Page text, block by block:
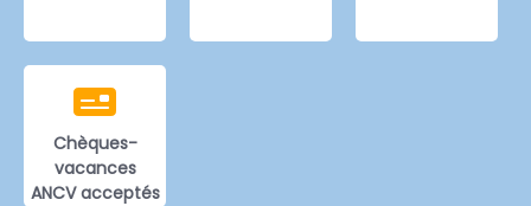
Chèques-
vacances
ANCV acceptés